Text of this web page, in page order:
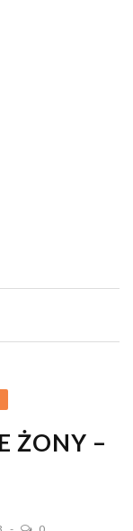
ŻONY –